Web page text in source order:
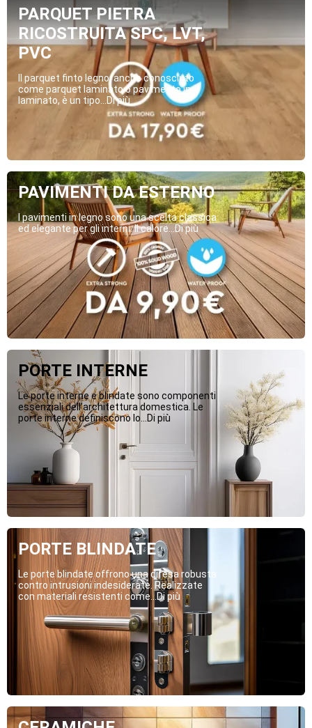
PARQUET PIETRA
RICOSTRUITA SPC, LVT,
PVC
Il parquet finto legno, anche conosciuto
come parquet laminato o pavimento in
laminato, è un tipo...Di più
PAVIMENTI DA ESTERNO
I pavimenti in legno sono una scelta classica
ed elegante per gli interni. Il calore...Di più
PORTE INTERNE
Le porte interne e blindate sono componenti
essenziali dell’architettura domestica. Le
porte interne definiscono lo...Di più
PORTE BLINDATE
Le porte blindate offrono una difesa robusta
contro intrusioni indesiderate. Realizzate
con materiali resistenti come...Di più